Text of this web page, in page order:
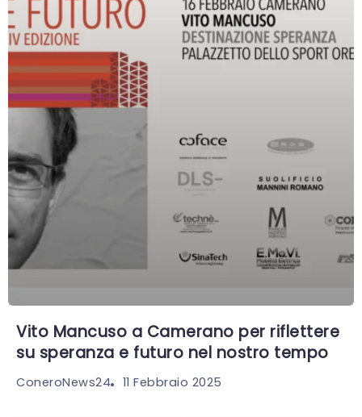
Vito Mancuso a Camerano per riflettere
su speranza e futuro nel nostro tempo
ConeroNews24 11 Febbraio 2025